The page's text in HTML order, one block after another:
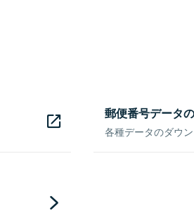
郵便番号データ
各種データのダウ